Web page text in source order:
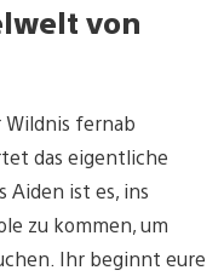
von
fernab
das eigentliche
Aiden ist es, ins
zu kommen, um
Ihr beginnt eure